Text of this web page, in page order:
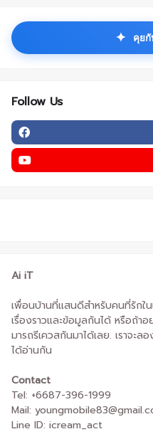
✦ คุยกั
Follow Us
Ai iT
เพื่อนบ้านที่แสนดีสำหรับคนที่รักใ
เรื่องราวและข้อมูลกันได้ หรือถ้าอ
มารถรีเควสกันมาได้เลย. เราจะล
ได้อ่านกัน
Contact
Tel: +6687-396-1999
Mail:
Line ID: icream_act